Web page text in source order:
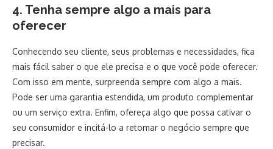
4. Tenha sempre algo a mais para
oferecer
Conhecendo seu cliente, seus problemas e necessidades, fica
mais fácil saber o que ele precisa e o que você pode oferecer.
Com isso em mente, surpreenda sempre com algo a mais.
Pode ser uma garantia estendida, um produto complementar
ou um serviço extra. Enfim, ofereça algo que possa cativar o
seu consumidor e incitá-lo a retomar o negócio sempre que
precisar.